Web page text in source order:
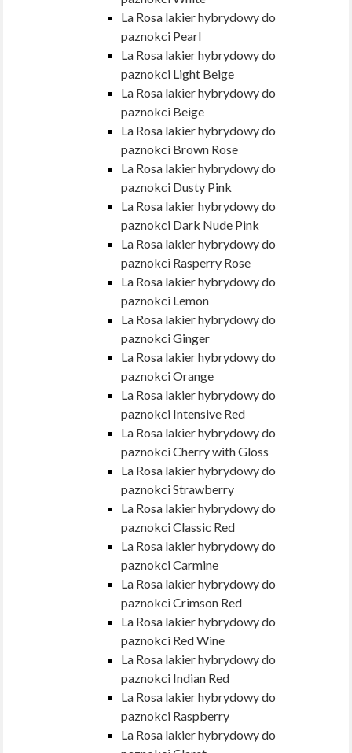
La Rosa lakier hybrydowy do
paznokci Pearl
La Rosa lakier hybrydowy do
paznokci Light Beige
La Rosa lakier hybrydowy do
paznokci Beige
La Rosa lakier hybrydowy do
paznokci Brown Rose
La Rosa lakier hybrydowy do
paznokci Dusty Pink
La Rosa lakier hybrydowy do
paznokci Dark Nude Pink
La Rosa lakier hybrydowy do
paznokci Rasperry Rose
La Rosa lakier hybrydowy do
paznokci Lemon
La Rosa lakier hybrydowy do
paznokci Ginger
La Rosa lakier hybrydowy do
paznokci Orange
La Rosa lakier hybrydowy do
paznokci Intensive Red
La Rosa lakier hybrydowy do
paznokci Cherry with Gloss
La Rosa lakier hybrydowy do
paznokci Strawberry
La Rosa lakier hybrydowy do
paznokci Classic Red
La Rosa lakier hybrydowy do
paznokci Carmine
La Rosa lakier hybrydowy do
paznokci Crimson Red
La Rosa lakier hybrydowy do
paznokci Red Wine
La Rosa lakier hybrydowy do
paznokci Indian Red
La Rosa lakier hybrydowy do
paznokci Raspberry
La Rosa lakier hybrydowy do